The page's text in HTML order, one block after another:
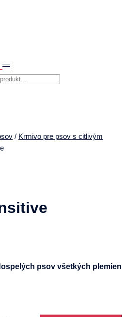
/ Krmivo pre psov s citlivým
psov všetkých plemien